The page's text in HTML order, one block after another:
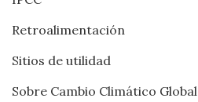
Retroalimentación
Sitios de utilidad
Sobre Cambio Climático Global